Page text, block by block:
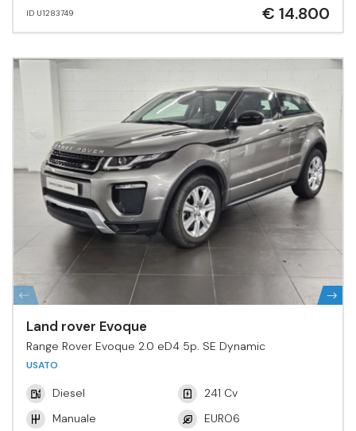
ID U1283749 € 14.800
Land rover Evoque
Range Rover Evoque 2.0 eD4 5p. SE Dynamic
USATO
Diesel
241 Cv
Manuale
EURO6